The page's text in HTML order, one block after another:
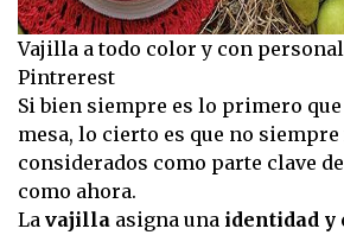
Vajilla a todo color y con
Pintrerest
Si bien siempre es lo primero
mesa, lo cierto es que no
considerados como parte clave
como ahora.
La vajilla asigna una identidad y